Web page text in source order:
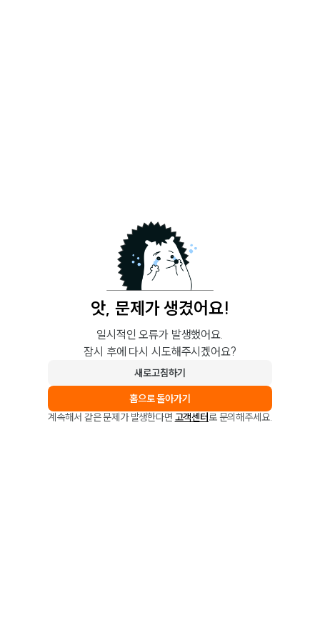
앗, 문제가 생겼어요!
일시적인 오류가 발생했어요.
잠시 후에 다시 시도해주시겠어요?
새로고침하기
홈으로 돌아가기
계속해서 같은 문제가 발생한다면 고객센터로 문의해주세요.